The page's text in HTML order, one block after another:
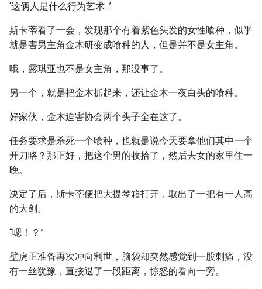
‘这俩人是什么行为艺术...’
斯卡蒂看了一会，发现那个有着紫色头发的女性喰种，似乎
就是害男主角金木研变成喰种的人，但是并不是女主角。
哦，露琪亚也不是女主角，那没事了。
另一个，就是把金木抓起来，还让金木一夜白头的喰种。
好家伙，金木迫害协会两个头子全在这了。
任务要求是杀死一个喰种，也就是说今天要拿他们其中一个
开刀咯？那正好，把这个男的收拾了，然后去女的家里住一
晚。
决定了后，斯卡蒂便把大提琴箱打开，取出了一把有一人高
的大剑。
“嗯！？”
壁虎正准备再次冲向利世，脑袋却突然感觉到一股刺痛，没
有一丝犹豫，直接退了一段距离，惊怒的看向一旁。